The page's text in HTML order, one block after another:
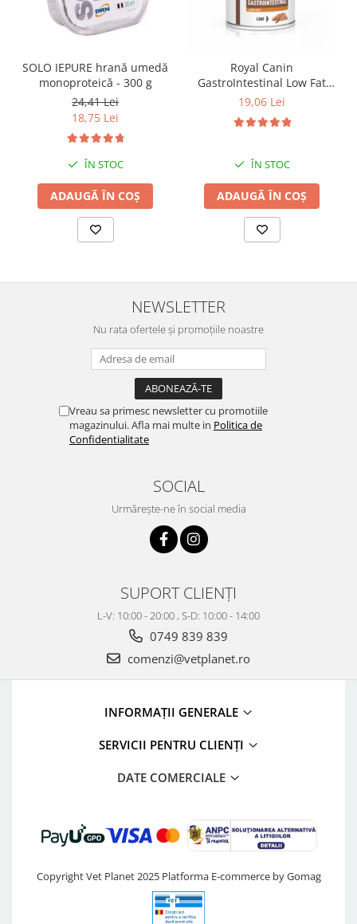
SOLO IEPURE hrană umedă
monoproteică - 300 g
24,41 Lei
18,75 Lei
ÎN STOC
ADAUGĂ ÎN COȘ
Royal Canin
GastroIntestinal Low Fat
Dog– 420 g
19,06 Lei
ÎN STOC
ADAUGĂ ÎN COȘ
NEWSLETTER
Nu rata ofertele și promoțiile noastre
Vreau sa primesc newsletter cu promotiile
magazinului. Afla mai multe in Politica de
Confidentialitate
SOCIAL
Urmărește-ne în social media
SUPORT CLIENȚI
L-V: 10:00 - 20:00 , S-D: 10:00 - 14:00
0749 839 839
comenzi@vetplanet.ro
INFORMAȚII GENERALE
SERVICII PENTRU CLIENȚI
DATE COMERCIALE
Copyright Vet Planet 2025 Platforma E-commerce by Gomag